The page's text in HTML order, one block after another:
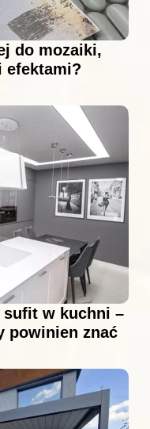
do mozaiki,
efektami?
sufit w kuchni –
powinien znać